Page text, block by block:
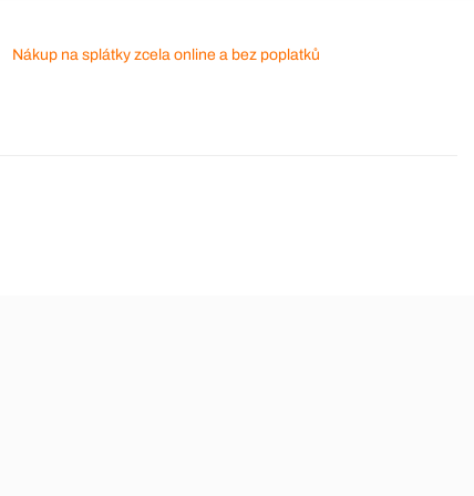
Nákup na splátky zcela online a bez poplatků